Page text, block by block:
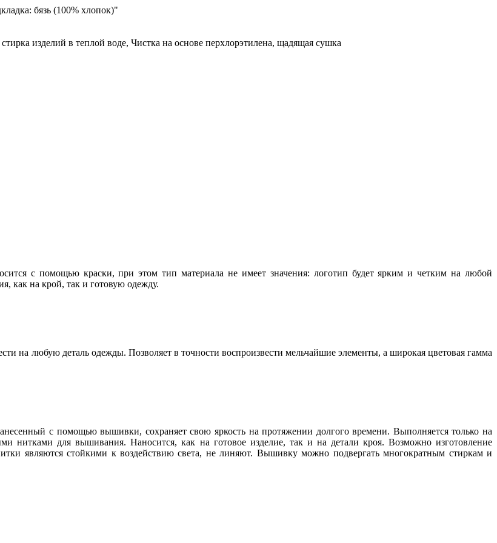
бязь (100% хлопок)"
изделий в теплой воде, Чистка на основе перхлорэтилена, щадящая сушка
с помощью краски, при этом тип материала не имеет значения: логотип будет ярким и четким на любой
как на крой, так и готовую одежду.
на любую деталь одежды. Позволяет в точности воспроизвести мельчайшие элементы, а широкая цветовая гамма
с помощью вышивки, сохраняет свою яркость на протяжении долгого времени. Выполняется только на
нитками для вышивания. Наносится, как на готовое изделие, так и на детали кроя. Возможно изготовление
являются стойкими к воздействию света, не линяют. Вышивку можно подвергать многократным стиркам и